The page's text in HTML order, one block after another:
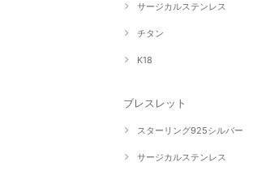
サージカルステンレス
チタン
K18
ブレスレット
スターリング925シルバー
サージカルステンレス